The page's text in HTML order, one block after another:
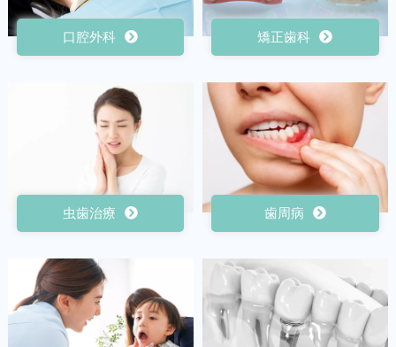
口腔外科 矯正歯科
虫歯治療 歯周病